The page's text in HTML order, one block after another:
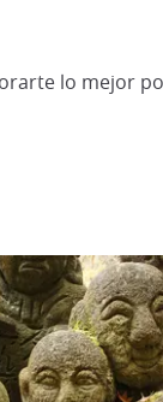
lo mejor